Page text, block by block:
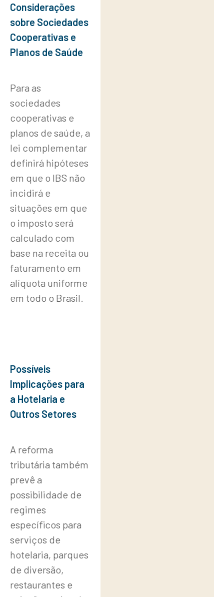
Considerações
sobre Sociedades
Cooperativas e
Planos de Saúde
Para as
sociedades
cooperativas e
planos de saúde, a
lei complementar
definirá hipóteses
em que o IBS não
incidirá e
situações em que
o imposto será
calculado com
base na receita ou
faturamento em
alíquota uniforme
em todo o Brasil.
Possíveis
Implicações para
a Hotelaria e
Outros Setores
A reforma
tributária também
prevê a
possibilidade de
regimes
específicos para
serviços de
hotelaria, parques
de diversão,
restaurantes e